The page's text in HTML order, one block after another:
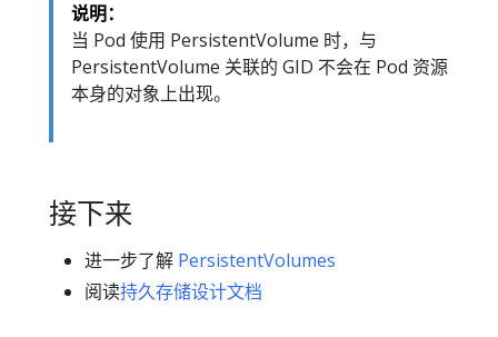
说明：
当 Pod 使用 PersistentVolume 时，与
PersistentVolume 关联的 GID 不会在 Pod 资源
本身的对象上出现。
接下来
进一步了解 PersistentVolumes
阅读持久存储设计文档